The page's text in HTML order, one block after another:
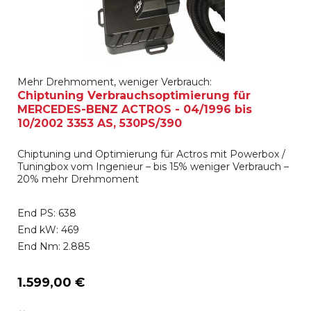
Mehr Drehmoment, weniger Verbrauch:
Chiptuning Verbrauchsoptimierung für
MERCEDES-BENZ ACTROS - 04/1996 bis
10/2002 3353 AS, 530PS/390
Chiptuning und Optimierung für Actros mit Powerbox /
Tuningbox vom Ingenieur – bis 15% weniger Verbrauch –
20% mehr Drehmoment
End PS: 638
End kW: 469
End Nm: 2.885
1.599,00 €